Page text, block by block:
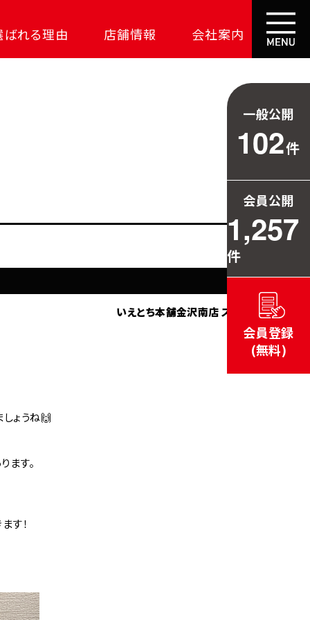
ばれる理由
功の土地探し
店舗情報 会社案内
いえとち本舗金沢南店 スタッフ
ょうね🙌
ます。
す！
一般公開
102件
会員公開
1,257
件
会員登録
(無料)